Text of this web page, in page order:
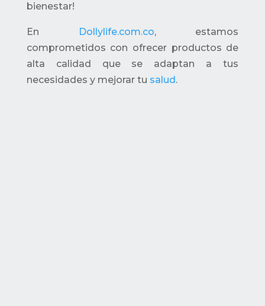
bienestar!
En Dollylife.com.co, estamos
comprometidos con ofrecer productos de
alta calidad que se adaptan a tus
necesidades y mejorar tu salud .